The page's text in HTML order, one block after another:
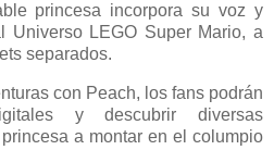
princesa incorpora su voz y
Universo LEGO Super Mario, a
separados.
con Peach, los fans podrán
y descubrir diversas
a montar en el columpio